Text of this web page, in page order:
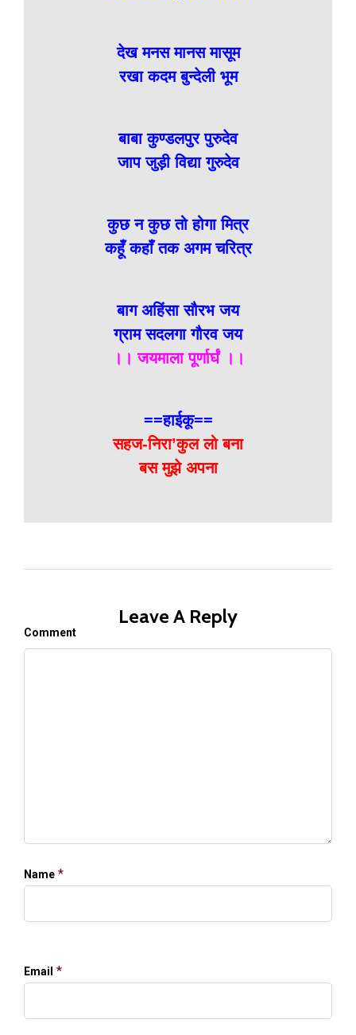
देख मनस मानस मासूम
रखा कदम बुन्देली भूम
बाबा कुण्डलपुर पुरुदेव
जाप जुड़ी विद्या गुरुदेव
कुछ न कुछ तो होगा मित्र
कहूँ कहाँ तक अगम चरित्र
बाग अहिंसा सौरभ जय
ग्राम सदलगा गौरव जय
।। जयमाला पूर्णार्घं ।।
==हाईकू==
सहज-निरा’कुल लो बना
बस मुझे अपना
Leave A Reply
Comment
Name *
Email *